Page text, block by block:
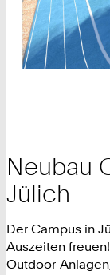
Neubau
Jülich
Der Campus in
Auszeiten
Outdoor-